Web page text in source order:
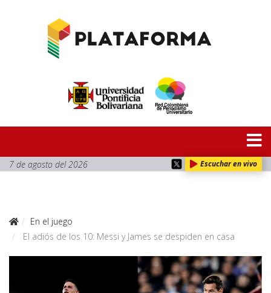
7 de agosto del 2026 Escuchar en vivo
En el juego
El adiós de los 10: Messi y James se despiden en casa